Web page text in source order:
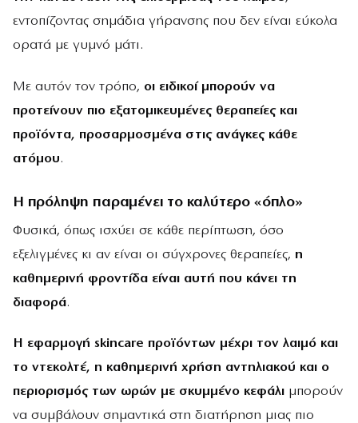
εντοπίζοντας σημάδια γήρανσης που δεν είναι εύκολα
ορατά με γυμνό μάτι.
Με αυτόν τον τρόπο, οι ειδικοί μπορούν να
προτείνουν πιο εξατομικευμένες θεραπείες και
προϊόντα, προσαρμοσμένα στις ανάγκες κάθε
ατόμου.
Η πρόληψη παραμένει το καλύτερο «όπλο»
Φυσικά, όπως ισχύει σε κάθε περίπτωση, όσο
εξελιγμένες κι αν είναι οι σύγχρονες θεραπείες, η
καθημερινή φροντίδα είναι αυτή που κάνει τη
διαφορά.
Η εφαρμογή skincare προϊόντων μέχρι τον λαιμό και
το ντεκολτέ, η καθημερινή χρήση αντηλιακού και ο
περιορισμός των ωρών με σκυμμένο κεφάλι μπορούν
να συμβάλουν σημαντικά στη διατήρηση μιας πιο